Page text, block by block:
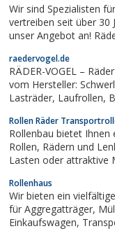
Wir sind Spezialisten
vertreiben seit über 30
unser Angebot an!
seit über 30 Jahren
Angebot an!
raedervogel.de
RÄDER-VOGEL –
vom Hersteller: Schwerlasträder,
Lasträder, Laufrollen, Bandagen, elektrisch leitfähige Rollen und
Rollen Räder
Rollenbau bietet Ihnen
Rollen, Rädern und Lenkrollen. Transportrollen für schwere
Lasten oder attraktive
Rollenhaus
Wir bieten ein vielfältiges
für Aggregatträger, Müllcontainer, Flurförderzeuge,
Einkaufswagen, Transportgeräte, Rollcontainer und